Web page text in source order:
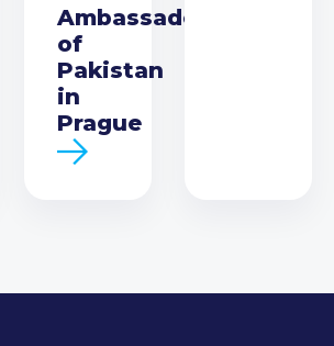
Ambassador
of
Pakistan
in
Prague